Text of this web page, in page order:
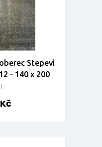
Stepevi
- 140 x 200